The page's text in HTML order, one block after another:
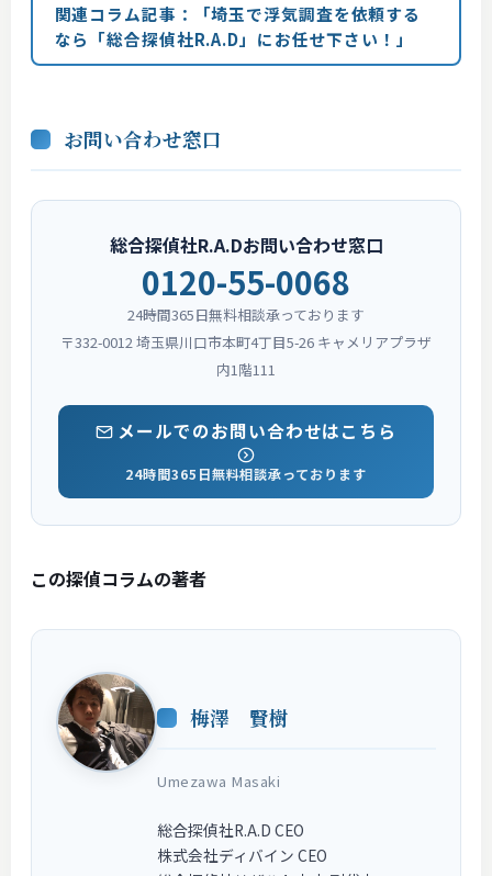
関連コラム記事：「埼玉で浮気調査を依頼する
なら「総合探偵社R.A.D」にお任せ下さい！」
お問い合わせ窓口
総合探偵社R.A.Dお問い合わせ窓口
0120-55-0068
24時間365日無料相談承っております
〒332-0012 埼玉県川口市本町4丁目5-26 キャメリアプラザ
内1階111
メールでのお問い合わせはこちら
24時間365日無料相談承っております
この探偵コラムの著者
梅澤 賢樹
Umezawa Masaki
総合探偵社R.A.D CEO
株式会社ディバイン CEO